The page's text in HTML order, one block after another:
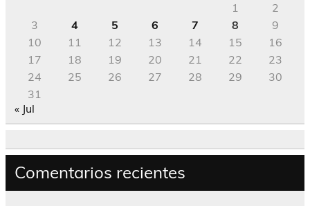
1
2
3
4 5 6 7 8
9
10
11 12 13 14 15
16
17
18 19 20 21 22
23
24
25 26 27 28 29
30
31
« Jul
Comentarios recientes